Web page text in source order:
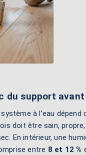
du support
à l’eau dépend
doit être sain,
En intérieur, une
entre 8 et 12 %